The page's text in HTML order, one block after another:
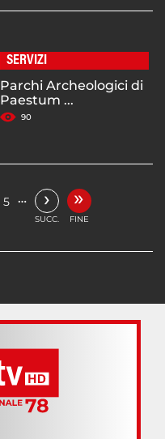
SERVIZI
Parchi Archeologici di
Paestum ...
90
5 … ›
SUCC.
»
FINE